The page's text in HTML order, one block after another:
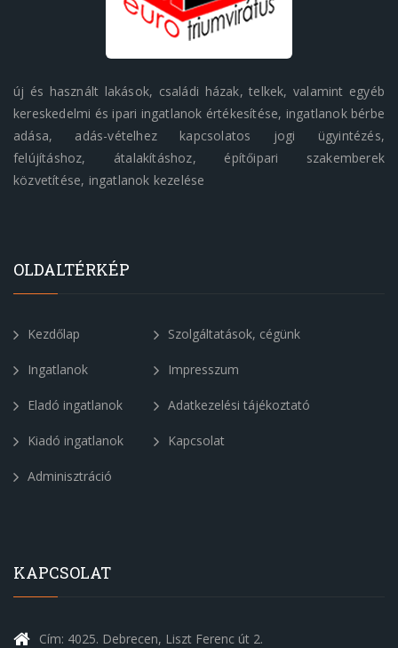
új és használt lakások, családi házak, telkek, valamint egyéb
kereskedelmi és ipari ingatlanok értékesítése, ingatlanok bérbe
adása, adás-vételhez kapcsolatos jogi ügyintézés,
felújításhoz, átalakításhoz, építőipari szakemberek
közvetítése, ingatlanok kezelése
OLDALTÉRKÉP
Kezdőlap
Ingatlanok
Eladó ingatlanok
Kiadó ingatlanok
Adminisztráció
Szolgáltatások, cégünk
Impresszum
Adatkezelési tájékoztató
Kapcsolat
KAPCSOLAT
Cím: 4025. Debrecen, Liszt Ferenc út 2.